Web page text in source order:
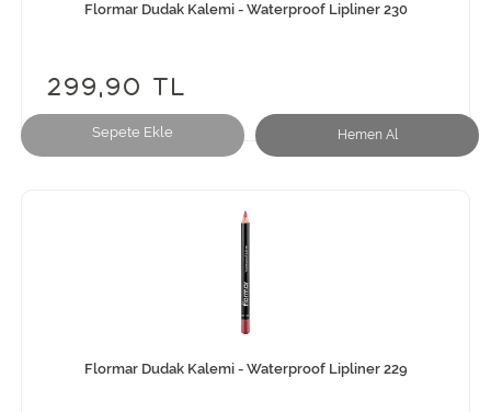
Sepete Ekle Hemen Al
Flormar Dudak Kalemi - Waterproof Lipliner 230
299,90 TL
Flormar Dudak Kalemi - Waterproof Lipliner 229